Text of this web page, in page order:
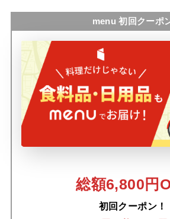
menu 初回クーポ
総額6,800円
初回クーポン！